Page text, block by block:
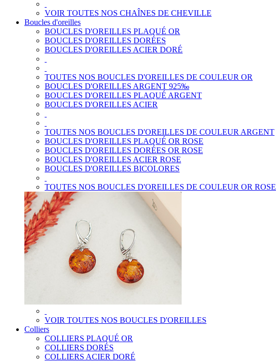
VOIR TOUTES NOS CHAÎNES DE CHEVILLE
Boucles d'oreilles
BOUCLES D'OREILLES PLAQUÉ OR
BOUCLES D'OREILLES DORÉES
BOUCLES D'OREILLES ACIER DORÉ
TOUTES NOS BOUCLES D'OREILLES DE COULEUR OR
BOUCLES D'OREILLES ARGENT 925‰
BOUCLES D'OREILLES PLAQUÉ ARGENT
BOUCLES D'OREILLES ACIER
TOUTES NOS BOUCLES D'OREILLES DE COULEUR ARGENT
BOUCLES D'OREILLES PLAQUÉ OR ROSE
BOUCLES D'OREILLES DORÉES OR ROSE
BOUCLES D'OREILLES ACIER ROSE
BOUCLES D'OREILLES BICOLORES
TOUTES NOS BOUCLES D'OREILLES DE COULEUR OR ROSE
VOIR TOUTES NOS BOUCLES D'OREILLES
Colliers
COLLIERS PLAQUÉ OR
COLLIERS DORÉS
COLLIERS ACIER DORÉ